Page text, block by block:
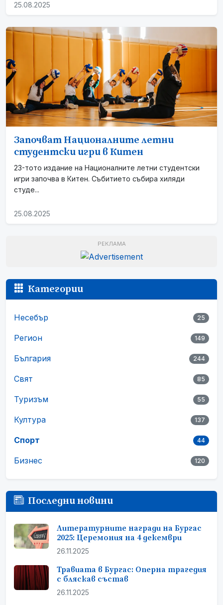
25.08.2025
Започват Националните летни
студентски игри в Китен
23-тото издание на Националните летни студентски
игри започва в Китен. Събитието събира хиляди
студе...
25.08.2025
РЕКЛАМА
Категории
Несебър 25
Регион 149
България 244
Свят 85
Туризъм 55
Култура 137
Спорт 44
Бизнес 120
Последни новини
Литературните награди на Бургас
2025: Церемония на 4 декември
26.11.2025
Травиата в Бургас: Оперна трагедия
с бляскав състав
26.11.2025